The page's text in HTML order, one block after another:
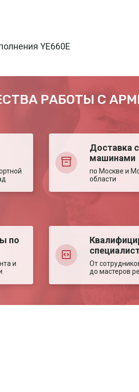
YE660E
РАБОТЫ С
Доставка
машинами
по Москве и
области
по
и
От
до мастеров